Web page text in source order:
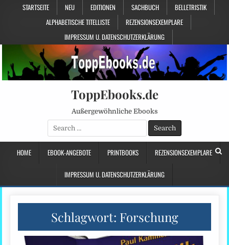
STARTSEITE NEU EDITIONEN SACHBUCH
BELLETRISTIK
ALPHABETISCHE TITELLISTE
REZENSIONSEXEMPLARE
IMPRESSUM U. DATENSCHUTZERKLÄRUNG
ToppEbooks.de
Außergewöhnliche Ebooks
Search
for:
HOME EBOOK-ANGEBOTE PRINTBOOKS REZENSIONSEXEMPLARE
IMPRESSUM U. DATENSCHUTZERKLÄRUNG
Schlagwort: Forschung